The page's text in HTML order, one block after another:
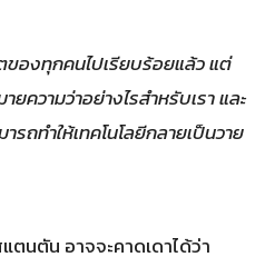
ของทุกคนไปเรียบร้อยแล้ว แต่
ความว่าอย่างไรสำหรับเรา และ
รถทำให้เทคโนโลยีกลายเป็นวาย
นตัน อาจจะคาดเดาได้ว่า